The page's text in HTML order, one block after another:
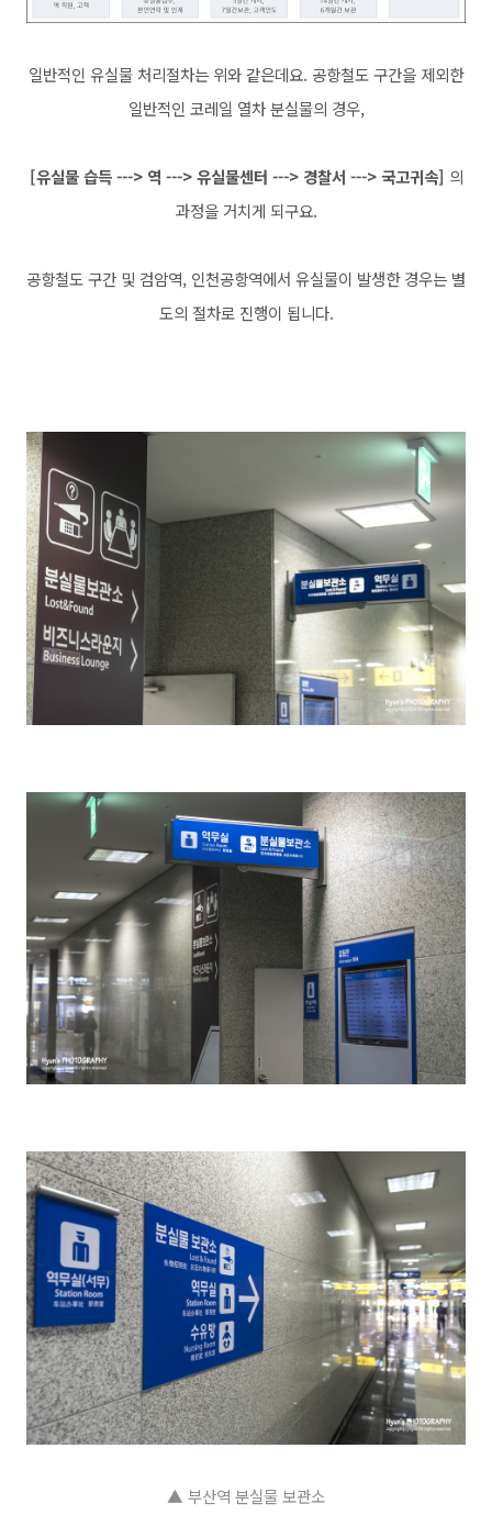
일반적인 유실물 처리절차는 위와 같은데요. 공항철도 구간을 제외한
일반적인 코레일 열차 분실물의 경우,
[유실물 습득 ---> 역 ---> 유실물센터 ---> 경찰서 ---> 국고귀속] 의
과정을 거치게 되구요.
공항철도 구간 및 검암역, 인천공항역에서 유실물이 발생한 경우는 별
도의 절차로 진행이 됩니다.
▲ 부산역 분실물 보관소